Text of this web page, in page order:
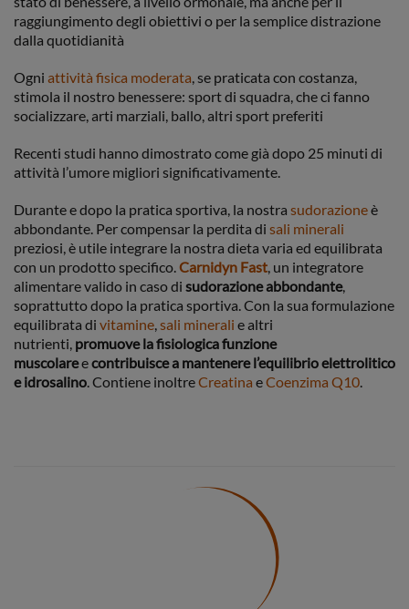
raggiungimento degli obiettivi o per la semplice distrazione
dalla quotidianità
Ogni attività fisica moderata, se praticata con costanza,
stimola il nostro benessere: sport di squadra, che ci fanno
socializzare, arti marziali, ballo, altri sport preferiti
Recenti studi hanno dimostrato come già dopo 25 minuti di
attività l’umore migliori significativamente.
Durante e dopo la pratica sportiva, la nostra sudorazioneè
abbondante. Per compensar la perdita di sali minerali
preziosi, è utile integrare la nostra dieta varia ed equilibrata
con un prodotto specifico.Carnidyn Fast, un integratore
alimentare valido in caso di sudorazione abbondante,
soprattutto dopo la pratica sportiva. Con la sua formulazione
equilibrata di vitamine,sali minerali e altri
nutrienti, promuove la fisiologica funzione
muscolareecontribuisce a mantenere l’equilibrio elettrolitico
e idrosalino. Contiene inoltreCreatina eCoenzima Q10.